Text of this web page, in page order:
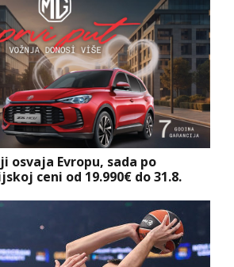
osvaja Evropu, sada po
ceni od 19.990€ do 31.8.